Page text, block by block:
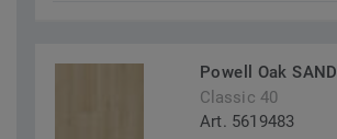
Powell Oak SAND
Classic 40
Art. 5619483